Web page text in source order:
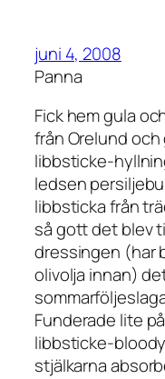
juni 4, 2008
Panna
Fick hem gula
från Orelund
libbsticke-
ledsen
libbsticka från
så gott det blev
dressingen (har
olivolja innan)
Funderade lite
libbsticke-
stjälkarna